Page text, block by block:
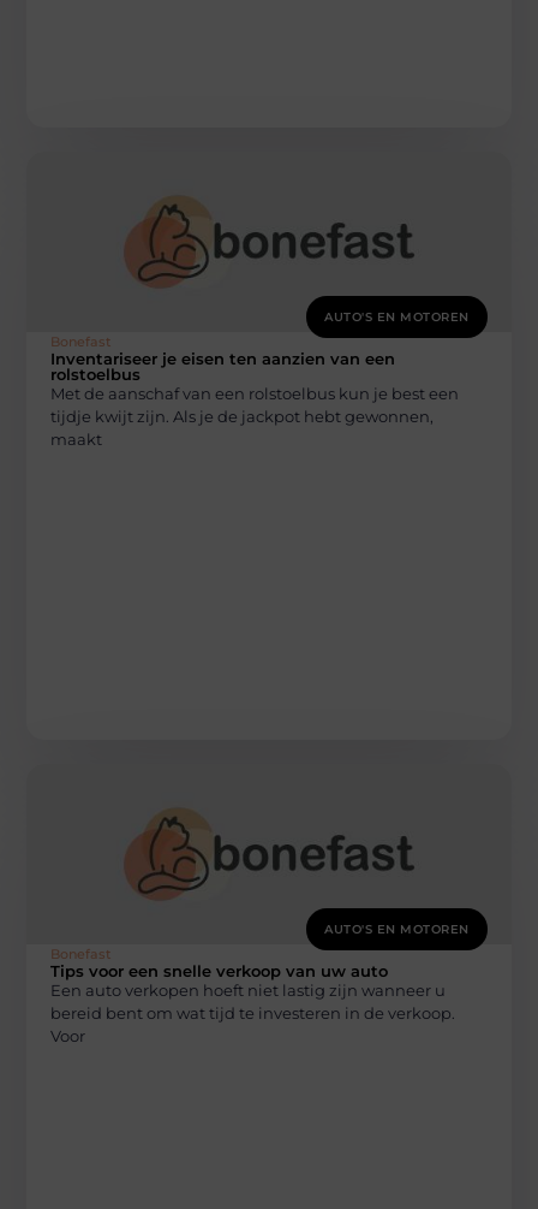
AUTO'S EN MOTOREN
Bonefast
Inventariseer je eisen ten aanzien van een
rolstoelbus
Met de aanschaf van een rolstoelbus kun je best een
tijdje kwijt zijn. Als je de jackpot hebt gewonnen,
maakt
AUTO'S EN MOTOREN
Bonefast
Tips voor een snelle verkoop van uw auto
Een auto verkopen hoeft niet lastig zijn wanneer u
bereid bent om wat tijd te investeren in de verkoop.
Voor